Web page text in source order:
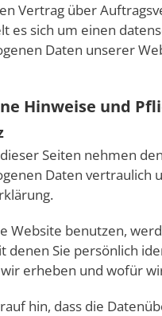
Vertrag über
es sich um einen
Daten unserer
Hinweise und
Seiten nehmen
Daten vertraulich
Website benutzen,
denen Sie persönlich
erheben und wofür
hin, dass die